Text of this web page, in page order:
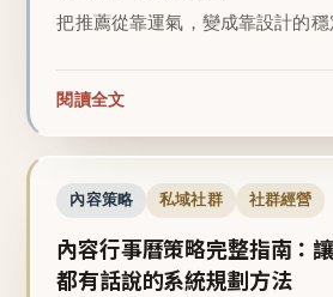
把推薦從靠運氣，變成靠設計的穩
閱讀全文
內容策略 私域社群 社群經營
內容行事曆策略完整指南：
都有話說的系統規劃方法